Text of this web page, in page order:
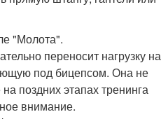
"Молота".
переносит нагрузку на
под бицепсом. Она не
поздних этапах тренинга
внимание.